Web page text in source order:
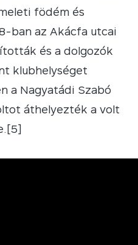
födém és
ban az Akácfa utcai
és a dolgozók
klubhelységet
a Nagyatádi Szabó
áthelyezték a volt